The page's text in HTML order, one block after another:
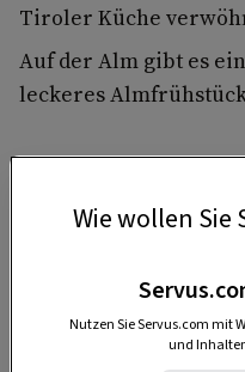
Tiroler Küche
Auf der Alm gibt es
leckeres
Wie wollen Sie
Nutzen Sie Servus.com mit
und